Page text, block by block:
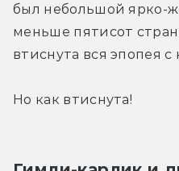
был небольшой ярко-
меньше пятисот
втиснута вся эпопея с
Но как втиснута!